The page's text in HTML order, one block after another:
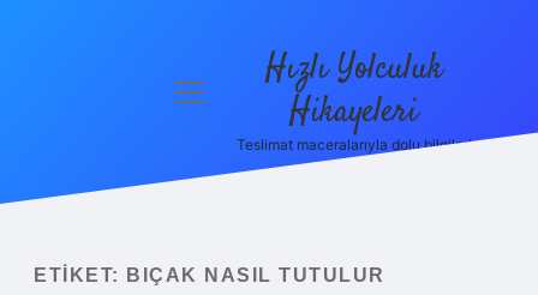
menüyü
Hızlı Yolculuk
Hikayeleri
Teslimat maceralarıyla dolu bilgiler!
ETIKET: BIÇAK NASIL TUTULUR